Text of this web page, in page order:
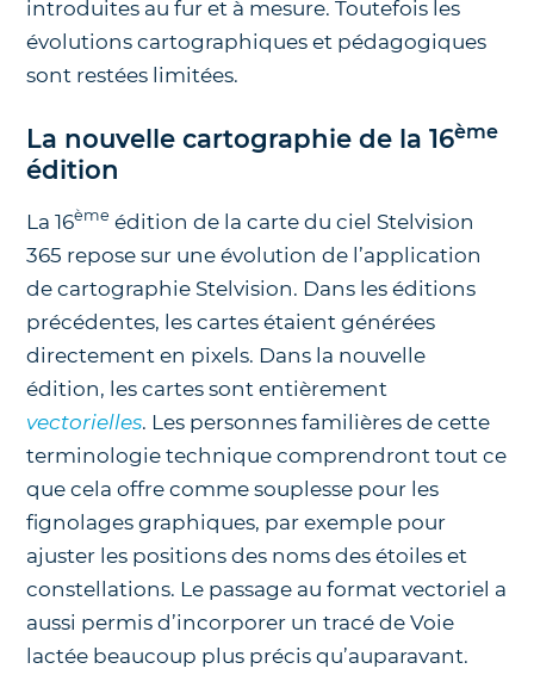
introduites au fur et à mesure. Toutefois les
évolutions cartographiques et pédagogiques
sont restées limitées.
La nouvelle cartographie de la 16ème
édition
La 16ème édition de la carte du ciel Stelvision
365 repose sur une évolution de l’application
de cartographie Stelvision. Dans les éditions
précédentes, les cartes étaient générées
directement en pixels. Dans la nouvelle
édition, les cartes sont entièrement
vectorielles. Les personnes familières de cette
terminologie technique comprendront tout ce
que cela offre comme souplesse pour les
fignolages graphiques, par exemple pour
ajuster les positions des noms des étoiles et
constellations. Le passage au format vectoriel a
aussi permis d’incorporer un tracé de Voie
lactée beaucoup plus précis qu’auparavant.